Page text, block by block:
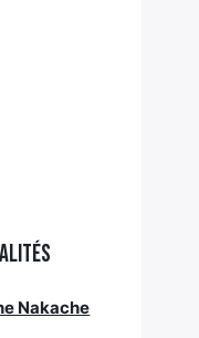
Nakache